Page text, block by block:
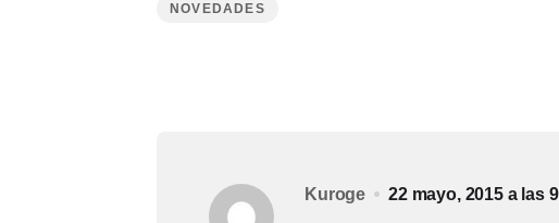
NOVEDADES
Kuroge 22 mayo, 2015 a las